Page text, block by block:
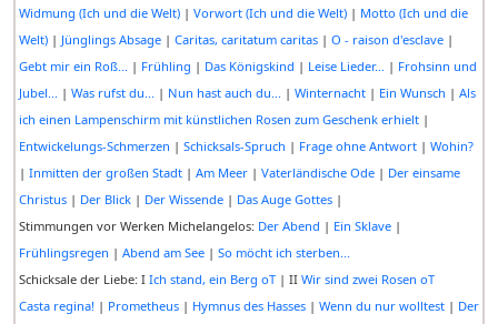
Widmung (Ich und die Welt)| Vorwort (Ich und die Welt)| Motto (Ich und die
Welt)| Jünglings Absage| Caritas, caritatum caritas| O - raison d'esclave|
Gebt mir ein Roß... | Frühling | Das Königskind | Leise Lieder... | Frohsinn und
Jubel... | Was rufst du... | Nun hast auch du... | Winternacht| Ein Wunsch | Als
ich einen Lampenschirm mit künstlichen Rosen zum Geschenk erhielt|
Entwickelungs-Schmerzen | Schicksals-Spruch | Frage ohne Antwort| Wohin?
| Inmitten der großen Stadt| Am Meer| Vaterländische Ode| Der einsame
Christus| Der Blick| Der Wissende| Das Auge Gottes|
Stimmungen vor Werken Michelangelos: Der Abend | Ein Sklave|
Frühlingsregen | Abend am See| So möcht ich sterben...
Schicksale der Liebe: I Ich stand, ein Berg oT| II Wir sind zwei Rosen oT
Casta regina! | Prometheus| Hymnus des Hasses| Wenn du nur wolltest| Der